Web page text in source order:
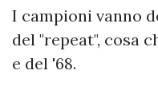
I campioni vanno
del "repeat", cosa
e del '68.